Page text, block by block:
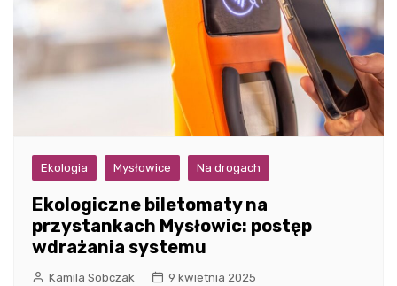
Ekologia Mysłowice Na drogach
Ekologiczne biletomaty na
przystankach Mysłowic: postęp
wdrażania systemu
Kamila Sobczak 9 kwietnia 2025